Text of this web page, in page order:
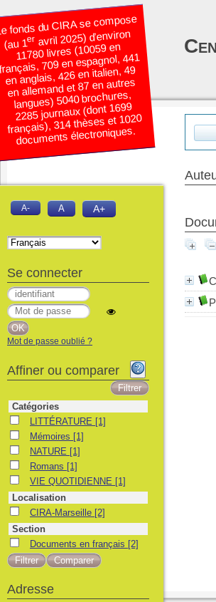
fonds du CIRA se compose
(au 1eravril 2025) d’environ
11780 livres (10059 en
709 en espagnol, 441
en anglais, 426 en italien, 49
en allemand et 87 en autres
langues) 5040 brochures,
2285 journaux (dont 1699
français), 314 thèses et 1020
documents électroniques.
A- A A+
Se connecter
Mot de passe oublié ?
Affiner ou comparer
Catégories
LITTÉRATURE
LITTÉRATURE [1]
MémoiresMémoires [1]
NATURENATURE [1]
RomansRomans [1]
VIE QUOTIDIENNE
VIE QUOTIDIENNE [1]
Localisation
CIRA-Marseille
CIRA-Marseille [2]
Section
Documents en français
Documents en français [2]
Adresse